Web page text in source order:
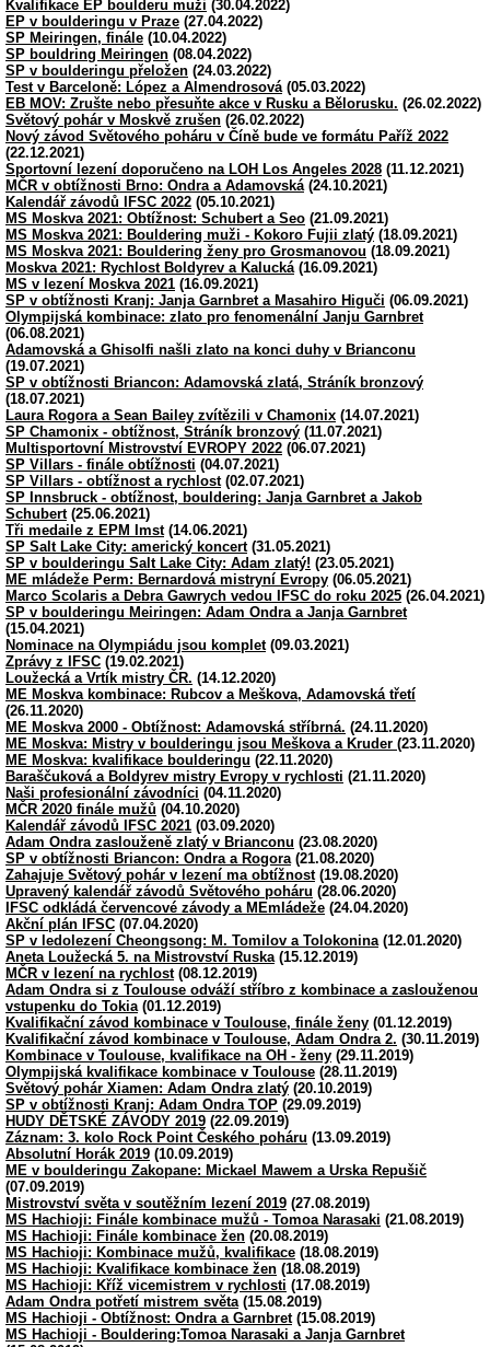
Kvalifikace EP boulderu muži (30.04.2022)
EP v boulderingu v Praze (27.04.2022)
SP Meiringen, finále (10.04.2022)
SP bouldring Meiringen (08.04.2022)
SP v boulderingu přeložen (24.03.2022)
Test v Barceloně: López a Almendrosová(05.03.2022)
EB MOV: Zrušte nebo přesuňte akce v Rusku a Bělorusku. (26.02.2022)
Světový pohár v Moskvě zrušen (26.02.2022)
Nový závod Světového poháru v Číně bude ve formátu Paříž 2022
(22.12.2021)
Sportovní lezení doporučeno na LOH Los Angeles 2028 (11.12.2021)
MČR v obtížnosti Brno: Ondra a Adamovská(24.10.2021)
Kalendář závodů IFSC 2022 (05.10.2021)
MS Moskva 2021: Obtížnost: Schubert a Seo (21.09.2021)
MS Moskva 2021: Bouldering muži - Kokoro Fujii zlatý (18.09.2021)
MS Moskva 2021: Bouldering ženy pro Grosmanovou (18.09.2021)
Moskva 2021: Rychlost Boldyrev a Kalucká(16.09.2021)
MS v lezení Moskva 2021 (16.09.2021)
SP v obtížnosti Kranj: Janja Garnbret a Masahiro Higuči (06.09.2021)
Olympijská kombinace: zlato pro fenomenální Janju Garnbret
(06.08.2021)
Adamovská a Ghisolfi našli zlato na konci duhy v Brianconu
(19.07.2021)
SP v obtížnosti Briancon: Adamovská zlatá, Stráník bronzový
(18.07.2021)
Laura Rogora a Sean Bailey zvítězili v Chamonix (14.07.2021)
SP Chamonix - obtížnost, Stráník bronzový (11.07.2021)
Multisportovní Mistrovství EVROPY 2022 (06.07.2021)
SP Villars - finále obtížnosti (04.07.2021)
SP Villars - obtížnost a rychlost(02.07.2021)
SP Innsbruck - obtížnost, bouldering: Janja Garnbret a Jakob
Schubert(25.06.2021)
Tři medaile z EPM Imst(14.06.2021)
SP Salt Lake City: americký koncert(31.05.2021)
SP v boulderingu Salt Lake City: Adam zlatý! (23.05.2021)
ME mládeže Perm: Bernardová mistryní Evropy (06.05.2021)
Marco Scolaris a Debra Gawrych vedou IFSC do roku 2025 (26.04.2021)
SP v boulderingu Meiringen: Adam Ondra a Janja Garnbret
(15.04.2021)
Nominace na Olympiádu jsou komplet(09.03.2021)
Zprávy z IFSC (19.02.2021)
Loužecká a Vrtík mistry ČR. (14.12.2020)
ME Moskva kombinace: Rubcov a Meškova, Adamovská třetí
(26.11.2020)
ME Moskva 2000 - Obtížnost: Adamovská stříbrná. (24.11.2020)
ME Moskva: Mistry v boulderingu jsou Meškova a Kruder (23.11.2020)
ME Moskva: kvalifikace boulderingu (22.11.2020)
Baraščuková a Boldyrev mistry Evropy v rychlosti (21.11.2020)
Naši profesionální závodníci (04.11.2020)
MČR 2020 finále mužů (04.10.2020)
Kalendář závodů IFSC 2021 (03.09.2020)
Adam Ondra zaslouženě zlatý v Brianconu (23.08.2020)
SP v obtížnosti Briancon: Ondra a Rogora(21.08.2020)
Zahajuje Světový pohár v lezení ma obtížnost(19.08.2020)
Upravený kalendář závodů Světového poháru (28.06.2020)
IFSC odkládá červencové závody a MEmládeže (24.04.2020)
Akční plán IFSC (07.04.2020)
SP v ledolezení Cheongsong: M. Tomilov a Tolokonina(12.01.2020)
Aneta Loužecká 5. na Mistrovství Ruska(15.12.2019)
MČR v lezení na rychlost(08.12.2019)
Adam Ondra si z Toulouse odváží stříbro z kombinace a zaslouženou
vstupenku do Tokia(01.12.2019)
Kvalifikační závod kombinace v Toulouse, finále ženy (01.12.2019)
Kvalifikační závod kombinace v Toulouse, Adam Ondra 2. (30.11.2019)
Kombinace v Toulouse, kvalifikace na OH - ženy (29.11.2019)
Olympijská kvalifikace kombinace v Toulouse (28.11.2019)
Světový pohár Xiamen: Adam Ondra zlatý (20.10.2019)
SP v obtížnosti Kranj: Adam Ondra TOP (29.09.2019)
HUDY DĚTSKÉ ZÁVODY 2019 (22.09.2019)
Záznam: 3. kolo Rock Point Českého poháru (13.09.2019)
Absolutní Horák 2019 (10.09.2019)
ME v boulderingu Zakopane: Mickael Mawem a Urska Repušič
(07.09.2019)
Mistrovství světa v soutěžním lezení 2019 (27.08.2019)
MS Hachioji: Finále kombinace mužů - Tomoa Narasaki (21.08.2019)
MS Hachioji: Finále kombinace žen (20.08.2019)
MS Hachioji: Kombinace mužů, kvalifikace (18.08.2019)
MS Hachioji: Kvalifikace kombinace žen (18.08.2019)
MS Hachioji: Kříž vicemistrem v rychlosti (17.08.2019)
Adam Ondra potřetí mistrem světa(15.08.2019)
MS Hachioji - Obtížnost: Ondra a Garnbret(15.08.2019)
MS Hachioji - Bouldering:Tomoa Narasaki a Janja Garnbret